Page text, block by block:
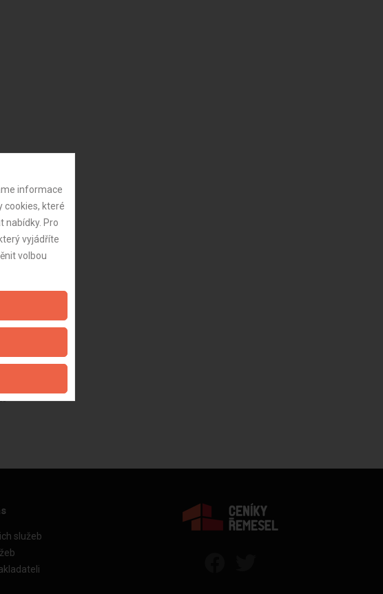
služeb
informace
cookies, které
nabídky. Pro
vyjádříte
volbou